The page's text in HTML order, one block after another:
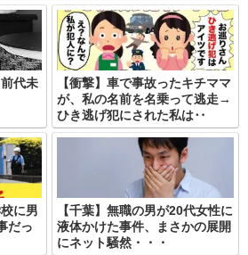
代未
【衝撃】車で事故ったキチママ
が、私の名前を名乗って逃走→
ひき逃げ犯にされた私は‥
に男
だっ
【千葉】無職の男が20代女性に
液体かけた事件、まさかの展開
にネット騒然・・・